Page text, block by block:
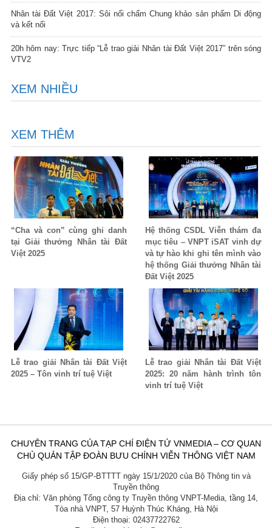
Nhân tài Đất Việt 2017: Sôi nổi chấm Chung khảo sản phẩm Di động
và kết nối
20h hôm nay: Trực tiếp “Lễ trao giải Nhân tài Đất Việt 2017” trên sóng
VTV2
XEM NHIỀU
XEM THÊM
“Cha và con” cùng ghi danh
tại Giải thưởng Nhân tài Đất
Việt 2025
Hệ thống CSDL Viễn thám đa
mục tiêu – VNPT iSAT vinh dự
và tự hào khi ghi tên mình vào
hệ thống Giải thưởng Nhân tài
Đất Việt 2025
Lễ trao giải Nhân tài Đất Việt
2025 – Tôn vinh trí tuệ Việt
Lễ trao giải Nhân tài Đất Việt
2025: 20 năm hành trình tôn
vinh trí tuệ Việt
CHUYÊN TRANG CỦA TẠP CHÍ ĐIỆN TỬ VNMEDIA – CƠ QUAN
CHỦ QUẢN TẬP ĐOÀN BƯU CHÍNH VIỄN THÔNG VIỆT NAM
Giấy phép số 15/GP-BTTTT ngày 15/1/2020 của Bộ Thông tin và
Truyền thông
Địa chỉ: Văn phòng Tổng công ty Truyền thông VNPT-Media, tầng 14,
Tòa nhà VNPT, 57 Huỳnh Thúc Kháng, Hà Nội
Điện thoại: 02437722762